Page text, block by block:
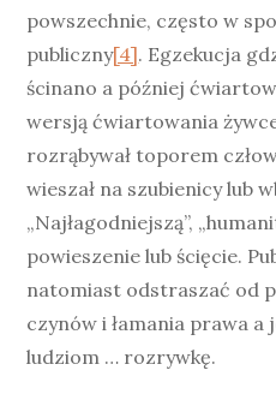
powszechnie, często w
publiczny[4]. Egzekucja
ścinano a później
wersją ćwiartowania
rozrąbywał toporem
wieszał na szubienicy lub
„Najłagodniejszą”,
powieszenie lub ścięcie.
natomiast odstraszać od
czynów i łamania prawa a
ludziom … rozrywkę.